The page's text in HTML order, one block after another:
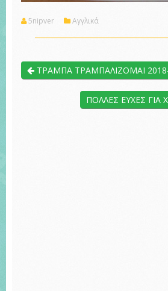
5nipver Αγγλικά
ΤΡΑΜΠΑ ΤΡΑΜΠΑΛΙΖΟΜΑΙ
ΠΟΛΛΕΣ ΕΥΧΕΣ ΓΙΑ